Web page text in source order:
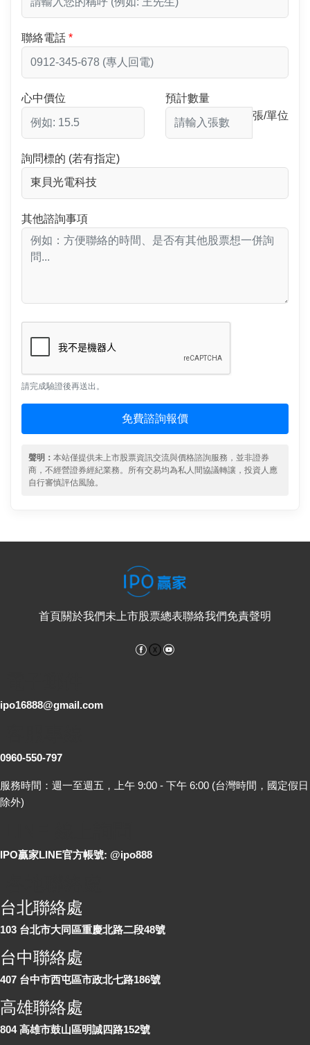
聯絡電話
心中價位
預計數量
張/單位
詢問標的 (若有指定)
其他諮詢事項
請完成驗證後再送出。
免費諮詢報價
聲明： 本站僅提供未上市股票資訊交流與價格諮詢服務，並非證券
商，不經營證券經紀業務。所有交易均為私人間協議轉讓，投資人應
自行審慎評估風險。
首頁關於我們未上市股票總表聯絡我們免責聲明
Facebook
ipo16888@gmail.com
0960-550-797
服務時間：週一至週五，上午 9:00 - 下午 6:00 (台灣時間，國定假日
除外)
IPO贏家LINE官方帳號: @ipo888
台北聯絡處
103 台北市大同區重慶北路二段48號
台中聯絡處
407 台中市西屯區市政北七路186號
高雄聯絡處
804 高雄市鼓山區明誠四路152號